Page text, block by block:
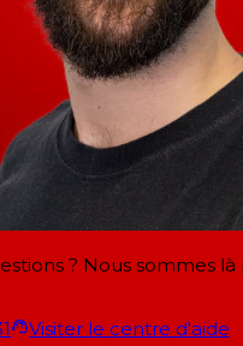
? Nous sommes
Visiter le centre d'aide